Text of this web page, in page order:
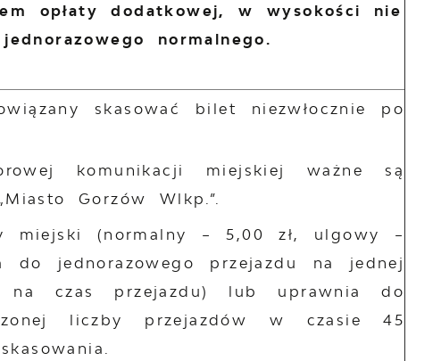
opłaty dodatkowej, w wysokości nie
normalnego.
skasować bilet niezwłocznie po
komunikacji miejskiej ważne są
Gorzów Wlkp.”.
miejski (normalny – 5,00 zł, ulgowy –
do jednorazowego przejazdu na jednej
czas przejazdu) lub uprawnia do
liczby przejazdów w czasie 45